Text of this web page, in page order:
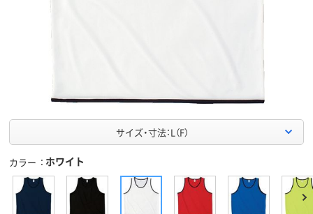
サイズ・寸法：L（F）
カラー ホワイト